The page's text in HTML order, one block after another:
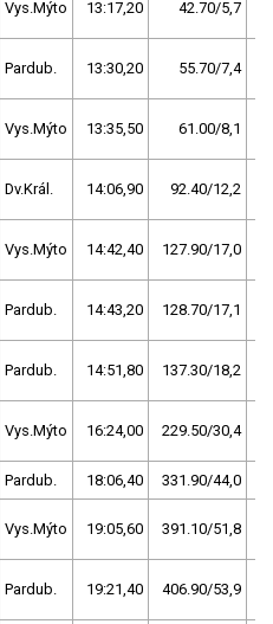
Vys.Mýto 13:17,20 42.70/5,7
Pardub. 13:30,20 55.70/7,4
Vys.Mýto 13:35,50 61.00/8,1
Dv.Král. 14:06,90 92.40/12,2
Vys.Mýto 14:42,40 127.90/17,0
Pardub. 14:43,20 128.70/17,1
Pardub. 14:51,80 137.30/18,2
Vys.Mýto 16:24,00 229.50/30,4
Pardub. 18:06,40 331.90/44,0
Vys.Mýto 19:05,60 391.10/51,8
Pardub. 19:21,40 406.90/53,9